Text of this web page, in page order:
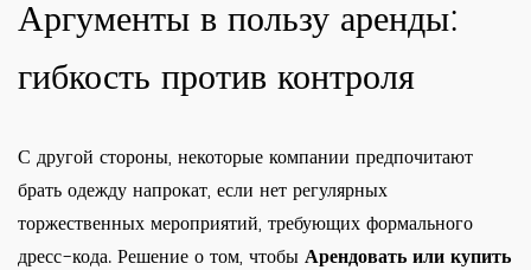
Аргументы в пользу аренды:
гибкость против контроля
С другой стороны, некоторые компании предпочитают
брать одежду напрокат, если нет регулярных
торжественных мероприятий, требующих формального
дресс-кода. Решение о том, чтобыАрендовать или купить